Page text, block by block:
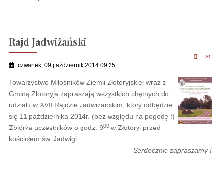
Rajd Jadwiżański
czwartek, 09 październik 2014 09:25
Towarzystwo Miłośników Ziemii Złotoryjskiej wraz z
Gminą Złotoryja zapraszają wszystkich chętnych do
udziału w XVII Rajdzie Jadwiżańskim, który odbędzie
się 11 października 2014r. (bez względu na pogodę !)
Zbiórka uczestników o godz. 900w Złotoryi przed
kościołem św. Jadwigi.
Serdecznie zapraszamy !